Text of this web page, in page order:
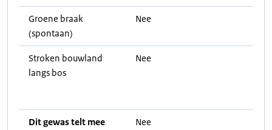
Groene braak
(spontaan)
Nee
Stroken bouwland
langs bos
Nee
Dit gewas telt mee
Nee